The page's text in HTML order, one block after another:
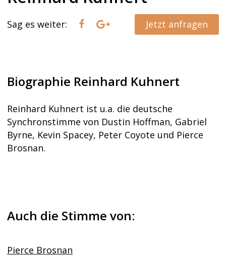
Sag es weiter: Jetzt anfragen
Biographie Reinhard Kuhnert
Reinhard Kuhnert ist u.a. die deutsche
Synchronstimme von Dustin Hoffman, Gabriel
Byrne, Kevin Spacey, Peter Coyote und Pierce
Brosnan.
Auch die Stimme von:
Pierce Brosnan